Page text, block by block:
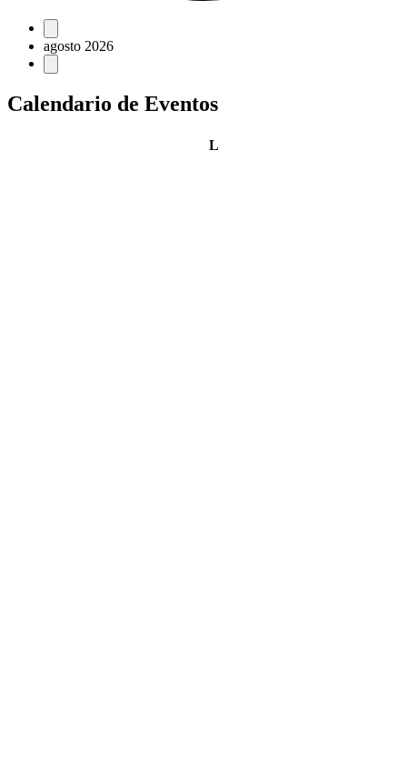
Eventos
agosto 2026
Calendario de Eventos
Llunes